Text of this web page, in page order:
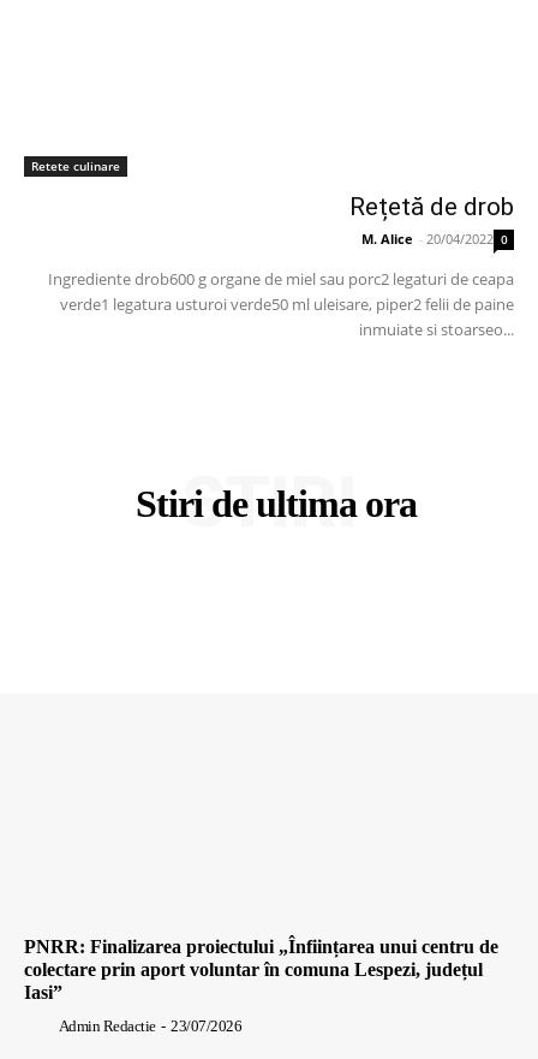
Retete culinare
Rețetă de drob
M. Alice - 20/04/2022 0
Ingrediente drob600 g organe de miel sau porc2 legaturi de ceapa
verde1 legatura usturoi verde50 ml uleisare, piper2 felii de paine
inmuiate si stoarseo...
Stiri de ultima ora
STIRI
PNRR: Finalizarea proiectului „Înființarea unui centru de
colectare prin aport voluntar în comuna Lespezi, județul
Iasi”
Admin Redactie - 23/07/2026